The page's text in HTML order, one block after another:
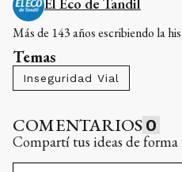
Más de 143 años escribiendo la
Temas
Inseguridad Vial
COMENTARIOS 0
Compartí tus ideas de forma